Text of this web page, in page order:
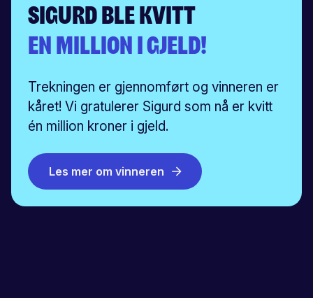
SIGURD BLE KVITT
en million i gjeld!
Trekningen er gjennomført og vinneren er
kåret! Vi gratulerer Sigurd som nå er kvitt
én million kroner i gjeld.
Les mer om vinneren